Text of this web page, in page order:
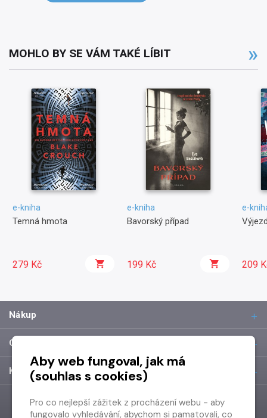
MOHLO BY SE VÁM TAKÉ LÍBIT
e-kniha
Temná hmota
279 Kč
e-kniha
Bavorský případ
199 Kč
e-
209
Nákup
O společnosti
Kontakt
Aby web fungoval, jak má
(souhlas s cookies)
Pro co nejlepší zážitek z procházení webu - aby
fungovalo vyhledávání, abychom si pamatovali, co